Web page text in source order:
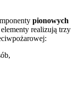
pionowych
realizują trzy